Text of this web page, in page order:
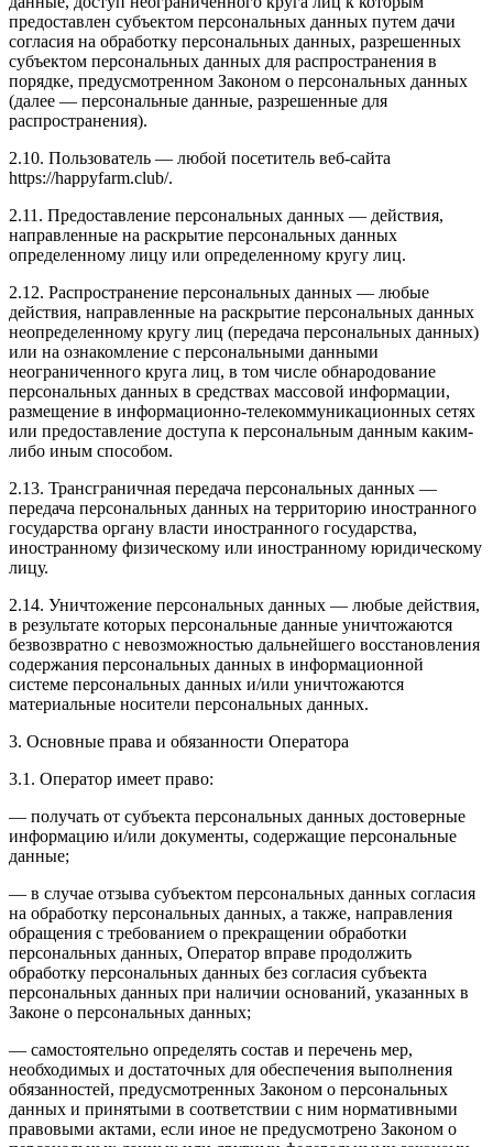
предоставлен субъектом персональных данных путем дачи
согласия на обработку персональных данных, разрешенных
субъектом персональных данных для распространения в
порядке, предусмотренном Законом о персональных данных
(далее — персональные данные, разрешенные для
распространения).
2.10. Пользователь — любой посетитель веб-сайта
https://happyfarm.club/.
2.11. Предоставление персональных данных — действия,
направленные на раскрытие персональных данных
определенному лицу или определенному кругу лиц.
2.12. Распространение персональных данных — любые
действия, направленные на раскрытие персональных данных
неопределенному кругу лиц (передача персональных данных)
или на ознакомление с персональными данными
неограниченного круга лиц, в том числе обнародование
персональных данных в средствах массовой информации,
размещение в информационно-телекоммуникационных сетях
или предоставление доступа к персональным данным каким-
либо иным способом.
2.13. Трансграничная передача персональных данных —
передача персональных данных на территорию иностранного
государства органу власти иностранного государства,
иностранному физическому или иностранному юридическому
лицу.
2.14. Уничтожение персональных данных — любые действия,
в результате которых персональные данные уничтожаются
безвозвратно с невозможностью дальнейшего восстановления
содержания персональных данных в информационной
системе персональных данных и/или уничтожаются
материальные носители персональных данных.
3. Основные права и обязанности Оператора
3.1. Оператор имеет право:
— получать от субъекта персональных данных достоверные
информацию и/или документы, содержащие персональные
данные;
— в случае отзыва субъектом персональных данных согласия
на обработку персональных данных, а также, направления
обращения с требованием о прекращении обработки
персональных данных, Оператор вправе продолжить
обработку персональных данных без согласия субъекта
персональных данных при наличии оснований, указанных в
Законе о персональных данных;
— самостоятельно определять состав и перечень мер,
необходимых и достаточных для обеспечения выполнения
обязанностей, предусмотренных Законом о персональных
данных и принятыми в соответствии с ним нормативными
правовыми актами, если иное не предусмотрено Законом о